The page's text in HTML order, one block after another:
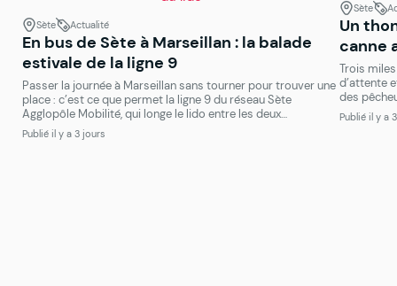
Sète Actualité
En bus de Sète à Marseillan : la balade
estivale de la ligne 9
Passer la journée à Marseillan sans tourner pour trouver une
place : c’est ce que permet la ligne 9 du réseau Sète
Agglopôle Mobilité, qui longe le lido entre les deux
communes. On embarque au Passage le Dauphin, à Sète, et
on descend où l’on veut, au Port ou les pieds dans le sable à
Publié il y a 3 jours
Sète
Un
canne
Trois
d’attente
des
vie. Le
trois
Publié il y a